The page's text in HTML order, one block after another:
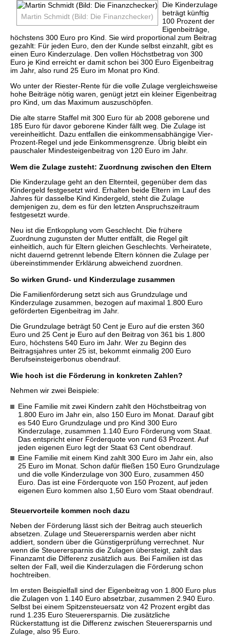
Martin Schmidt (Bild: Die Finanzchecker)
Die Kinderzulage
beträgt künftig
100 Prozent der
Eigenbeiträge,
höchstens 300 Euro pro Kind. Sie wird proportional zum Beitrag
gezahlt: Für jeden Euro, den der Kunde selbst einzahlt, gibt es
einen Euro Kinderzulage. Den vollen Höchstbetrag von 300
Euro je Kind erreicht er damit schon bei 300 Euro Eigenbeitrag
im Jahr, also rund 25 Euro im Monat pro Kind.
Wo unter der Riester-Rente für die volle Zulage vergleichsweise
hohe Beiträge nötig waren, genügt jetzt ein kleiner Eigenbeitrag
pro Kind, um das Maximum auszuschöpfen.
Die alte starre Staffel mit 300 Euro für ab 2008 geborene und
185 Euro für davor geborene Kinder fällt weg. Die Zulage ist
vereinheitlicht. Dazu entfallen die einkommensabhängige Vier-
Prozent-Regel und jede Einkommensgrenze. Übrig bleibt ein
pauschaler Mindesteigenbeitrag von 120 Euro im Jahr.
Wem die Zulage zusteht: Zuordnung zwischen den Eltern
Die Kinderzulage geht an den Elternteil, gegenüber dem das
Kindergeld festgesetzt wird. Erhalten beide Eltern im Lauf des
Jahres für dasselbe Kind Kindergeld, steht die Zulage
demjenigen zu, dem es für den letzten Anspruchszeitraum
festgesetzt wurde.
Neu ist die Entkopplung vom Geschlecht. Die frühere
Zuordnung zugunsten der Mutter entfällt, die Regel gilt
einheitlich, auch für Eltern gleichen Geschlechts. Verheiratete,
nicht dauernd getrennt lebende Eltern können die Zulage per
übereinstimmender Erklärung abweichend zuordnen.
So wirken Grund- und Kinderzulage zusammen
Die Familienförderung setzt sich aus Grundzulage und
Kinderzulage zusammen, bezogen auf maximal 1.800 Euro
geförderten Eigenbeitrag im Jahr.
Die Grundzulage beträgt 50 Cent je Euro auf die ersten 360
Euro und 25 Cent je Euro auf den Beitrag von 361 bis 1.800
Euro, höchstens 540 Euro im Jahr. Wer zu Beginn des
Beitragsjahres unter 25 ist, bekommt einmalig 200 Euro
Berufseinsteigerbonus obendrauf.
Wie hoch ist die Förderung in konkreten Zahlen?
Nehmen wir zwei Beispiele:
Eine Familie mit zwei Kindern zahlt den Höchstbeitrag von
1.800 Euro im Jahr ein, also 150 Euro im Monat. Darauf gibt
es 540 Euro Grundzulage und pro Kind 300 Euro
Kinderzulage, zusammen 1.140 Euro Förderung vom Staat.
Das entspricht einer Förderquote von rund 63 Prozent. Auf
jeden eigenen Euro legt der Staat 63 Cent obendrauf.
Eine Familie mit einem Kind zahlt 300 Euro im Jahr ein, also
25 Euro im Monat. Schon dafür fließen 150 Euro Grundzulage
und die volle Kinderzulage von 300 Euro, zusammen 450
Euro. Das ist eine Förderquote von 150 Prozent, auf jeden
eigenen Euro kommen also 1,50 Euro vom Staat obendrauf.
Steuervorteile kommen noch dazu
Neben der Förderung lässt sich der Beitrag auch steuerlich
absetzen. Zulage und Steuerersparnis werden aber nicht
addiert, sondern über die Günstigerprüfung verrechnet. Nur
wenn die Steuerersparnis die Zulagen übersteigt, zahlt das
Finanzamt die Differenz zusätzlich aus. Bei Familien ist das
selten der Fall, weil die Kinderzulagen die Förderung schon
hochtreiben.
Im ersten Beispielfall sind der Eigenbeitrag von 1.800 Euro plus
die Zulagen von 1.140 Euro absetzbar, zusammen 2.940 Euro.
Selbst bei einem Spitzensteuersatz von 42 Prozent ergibt das
rund 1.235 Euro Steuerersparnis. Die zusätzliche
Rückerstattung ist die Differenz zwischen Steuerersparnis und
Zulage, also 95 Euro.